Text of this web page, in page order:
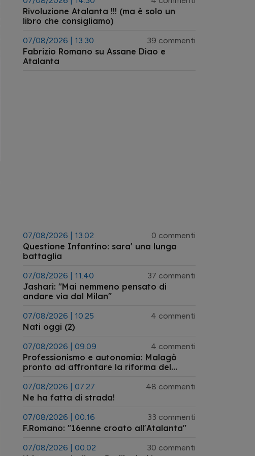
Rivoluzione Atalanta !!! (ma è solo un
libro che consigliamo)
07/08/2026 | 13.30 39 commenti
Fabrizio Romano su Assane Diao e
Atalanta
07/08/2026 | 13.02 0 commenti
Questione Infantino: sara' una lunga
battaglia
07/08/2026 | 11.40 37 commenti
Jashari: "Mai nemmeno pensato di
andare via dal Milan"
07/08/2026 | 10.25 4 commenti
Nati oggi (2)
07/08/2026 | 09.09 4 commenti
Professionismo e autonomia: Malagò
pronto ad affrontare la riforma del
07/08/2026 | 07.27 48 commenti
Ne ha fatta di strada!
07/08/2026 | 00.16 33 commenti
F.Romano: "16enne croato all'Atalanta"
07/08/2026 | 00.02 30 commenti